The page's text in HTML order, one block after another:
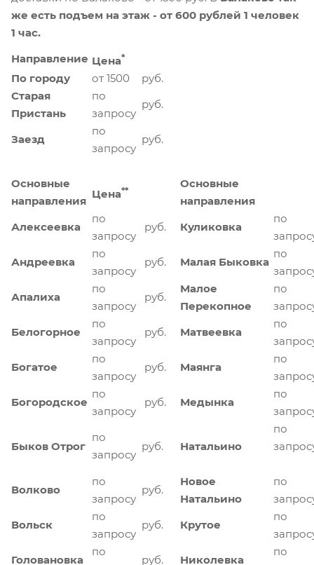
же есть подъем на этаж - от 600 рублей 1 человек
1 час.
Направление Цена*
По городу от 1500
руб.
Старая
Пристань
по
запросу
руб.
Заезд
по
запросу
руб.
Основные
направления
Цена**
Основные
направления
Алексеевка
по
запросу
руб. Куликовка
по
Андреевка
по
запросу
руб. Малая Быковка
по
Апалиха
по
запросу
руб.
Малое
Перекопное
по
Белогорное
по
запросу
руб. Матвеевка
по
Богатое
по
запросу
руб. Маянга
по
Богородское
по
запросу
руб. Медынка
по
Быков Отрог
по
запросу
руб. Натальино
по
Волково
по
запросу
руб.
Новое
Натальино
по
Вольск
по
запросу
руб. Крутое
по
Головановка
по
руб. Николевка
по